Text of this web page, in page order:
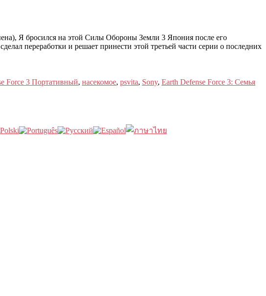
Я бросился на этой Силы Обороны Земли 3 Япония после его
переработки и решает принести этой третьей части серии о последних
Force 3 Портативный, насекомое, psvita, Sony, Earth Defense Force 3: Семья